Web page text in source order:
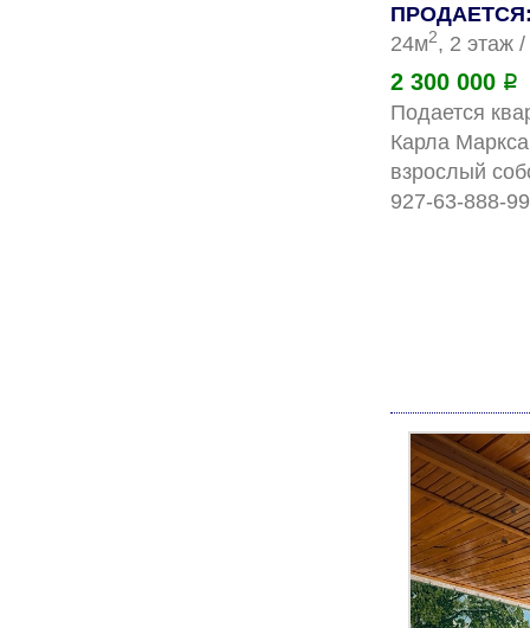
ПРОДАЕТСЯ:
24м2, 2 этаж
2 300 000 Р
Подается
Карла
взрослый